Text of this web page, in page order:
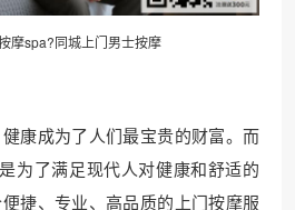
摩spa?同城上门男士按摩
康成为了人们最宝贵的财富。而
为了满足现代人对健康和舒适的
捷、专业、高品质的上门按摩服